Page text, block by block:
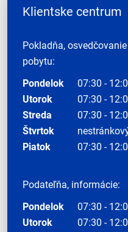
Klientske centrum
Pokladňa,
pobytu:
Pondelok
07:30 -
Utorok
07:30 -
Streda
07:30 -
Štvrtok
Piatok
07:30 -
Podateľňa, informácie:
Pondelok
07:30 -
Utorok
07:30 -